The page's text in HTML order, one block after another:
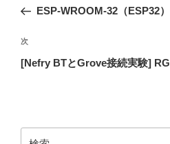
ナ
ビ
ゲ
ン
の
稿
ESP-WROOM-32（ESP32
次
の
次
[Nefry BTとGrove接続実験]